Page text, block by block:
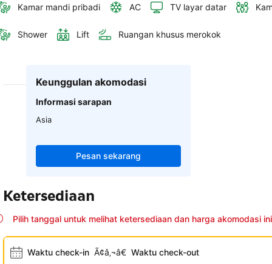
Kamar mandi pribadi AC TV layar datar
Shower Lift Ruangan khusus merokok
Keunggulan akomodasi
Informasi sarapan
Asia
Pesan sekarang
Ketersediaan
Pilih tanggal untuk melihat ketersediaan dan harga akomodasi ini
Waktu check-in Ã¢â‚¬â€ Waktu check-out